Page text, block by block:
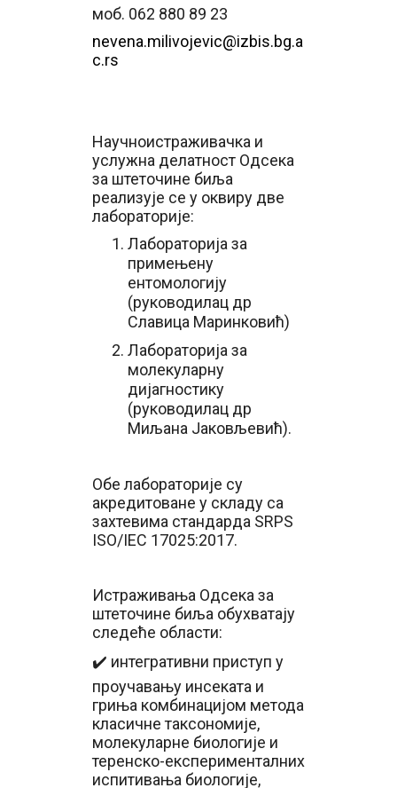
моб. 062 880 89 23
nevena.milivojevic@izbis.bg.a
c.rs
Научноистраживачка и
услужна делатност Одсека
за штеточине биља
реализује се у оквиру две
лабораторије:
Лабораторија за
примењену
ентомологију
(руководилац др
Славица Маринковић)
Лабораторија за
молекуларну
дијагностику
(руководилац др
Миљана Јаковљевић).
Обе лабораторије су
акредитоване у складу са
захтевима стандарда SRPS
ISO/IEC 17025:2017.
Истраживања Одсека за
штеточине биља обухватају
следеће области:
✔️ интегративни приступ у
проучавању инсеката и
гриња комбинацијом метода
класичне таксономије,
молекуларне биологије и
теренско-експерименталних
испитивања биологије,